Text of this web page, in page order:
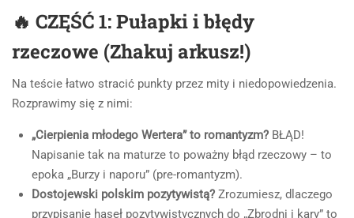
🔥 CZĘŚĆ 1: Pułapki i błędy
rzeczowe (Zhakuj arkusz!)
Na teście łatwo stracić punkty przez mity i niedopowiedzenia.
Rozprawimy się z nimi:
„Cierpienia młodego Wertera” to romantyzm? BŁĄD!
Napisanie tak na maturze to poważny błąd rzeczowy – to
epoka „Burzy i naporu” (pre-romantyzm).
Dostojewski polskim pozytywistą? Zrozumiesz, dlaczego
przypisanie haseł pozytywistycznych do „Zbrodni i kary” to